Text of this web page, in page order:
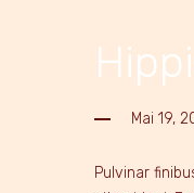
Mai 19,
Pulvinar